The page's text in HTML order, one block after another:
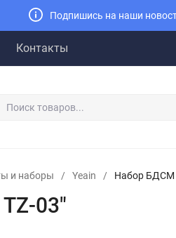
Подпишись на наши
Контакты
и наборы / Yeain / Набор БДСМ
03"